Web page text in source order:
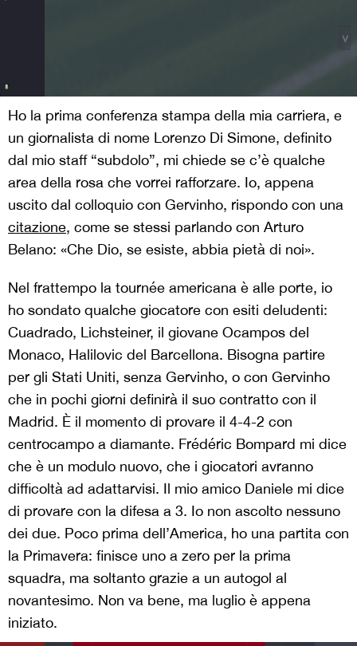
Ho la prima conferenza stampa della mia carriera, e
un giornalista di nome Lorenzo Di Simone, definito
dal mio staff “subdolo”, mi chiede se c’è qualche
area della rosa che vorrei rafforzare. Io, appena
uscito dal colloquio con Gervinho, rispondo con una
citazione, come se stessi parlando con Arturo
Belano: «Che Dio, se esiste, abbia pietà di noi».
Nel frattempo la tournée americana è alle porte, io
ho sondato qualche giocatore con esiti deludenti:
Cuadrado, Lichsteiner, il giovane Ocampos del
Monaco, Halilovic del Barcellona. Bisogna partire
per gli Stati Uniti, senza Gervinho, o con Gervinho
che in pochi giorni definirà il suo contratto con il
Madrid. È il momento di provare il 4-4-2 con
centrocampo a diamante. Frédéric Bompard mi dice
che è un modulo nuovo, che i giocatori avranno
difficoltà ad adattarvisi. Il mio amico Daniele mi dice
di provare con la difesa a 3. Io non ascolto nessuno
dei due. Poco prima dell’America, ho una partita con
la Primavera: finisce uno a zero per la prima
squadra, ma soltanto grazie a un autogol al
novantesimo. Non va bene, ma luglio è appena
iniziato.